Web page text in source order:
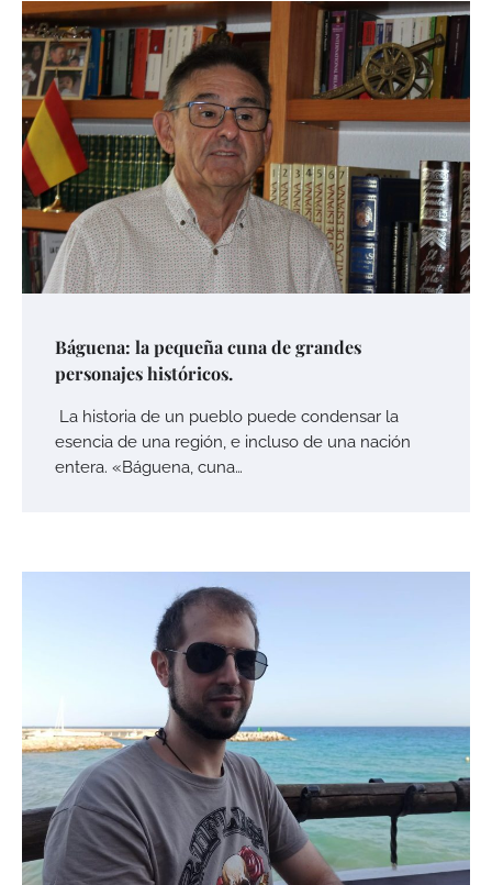
Báguena: la pequeña cuna de grandes
personajes históricos.
La historia de un pueblo puede condensar la
esencia de una región, e incluso de una nación
entera. «Báguena, cuna…